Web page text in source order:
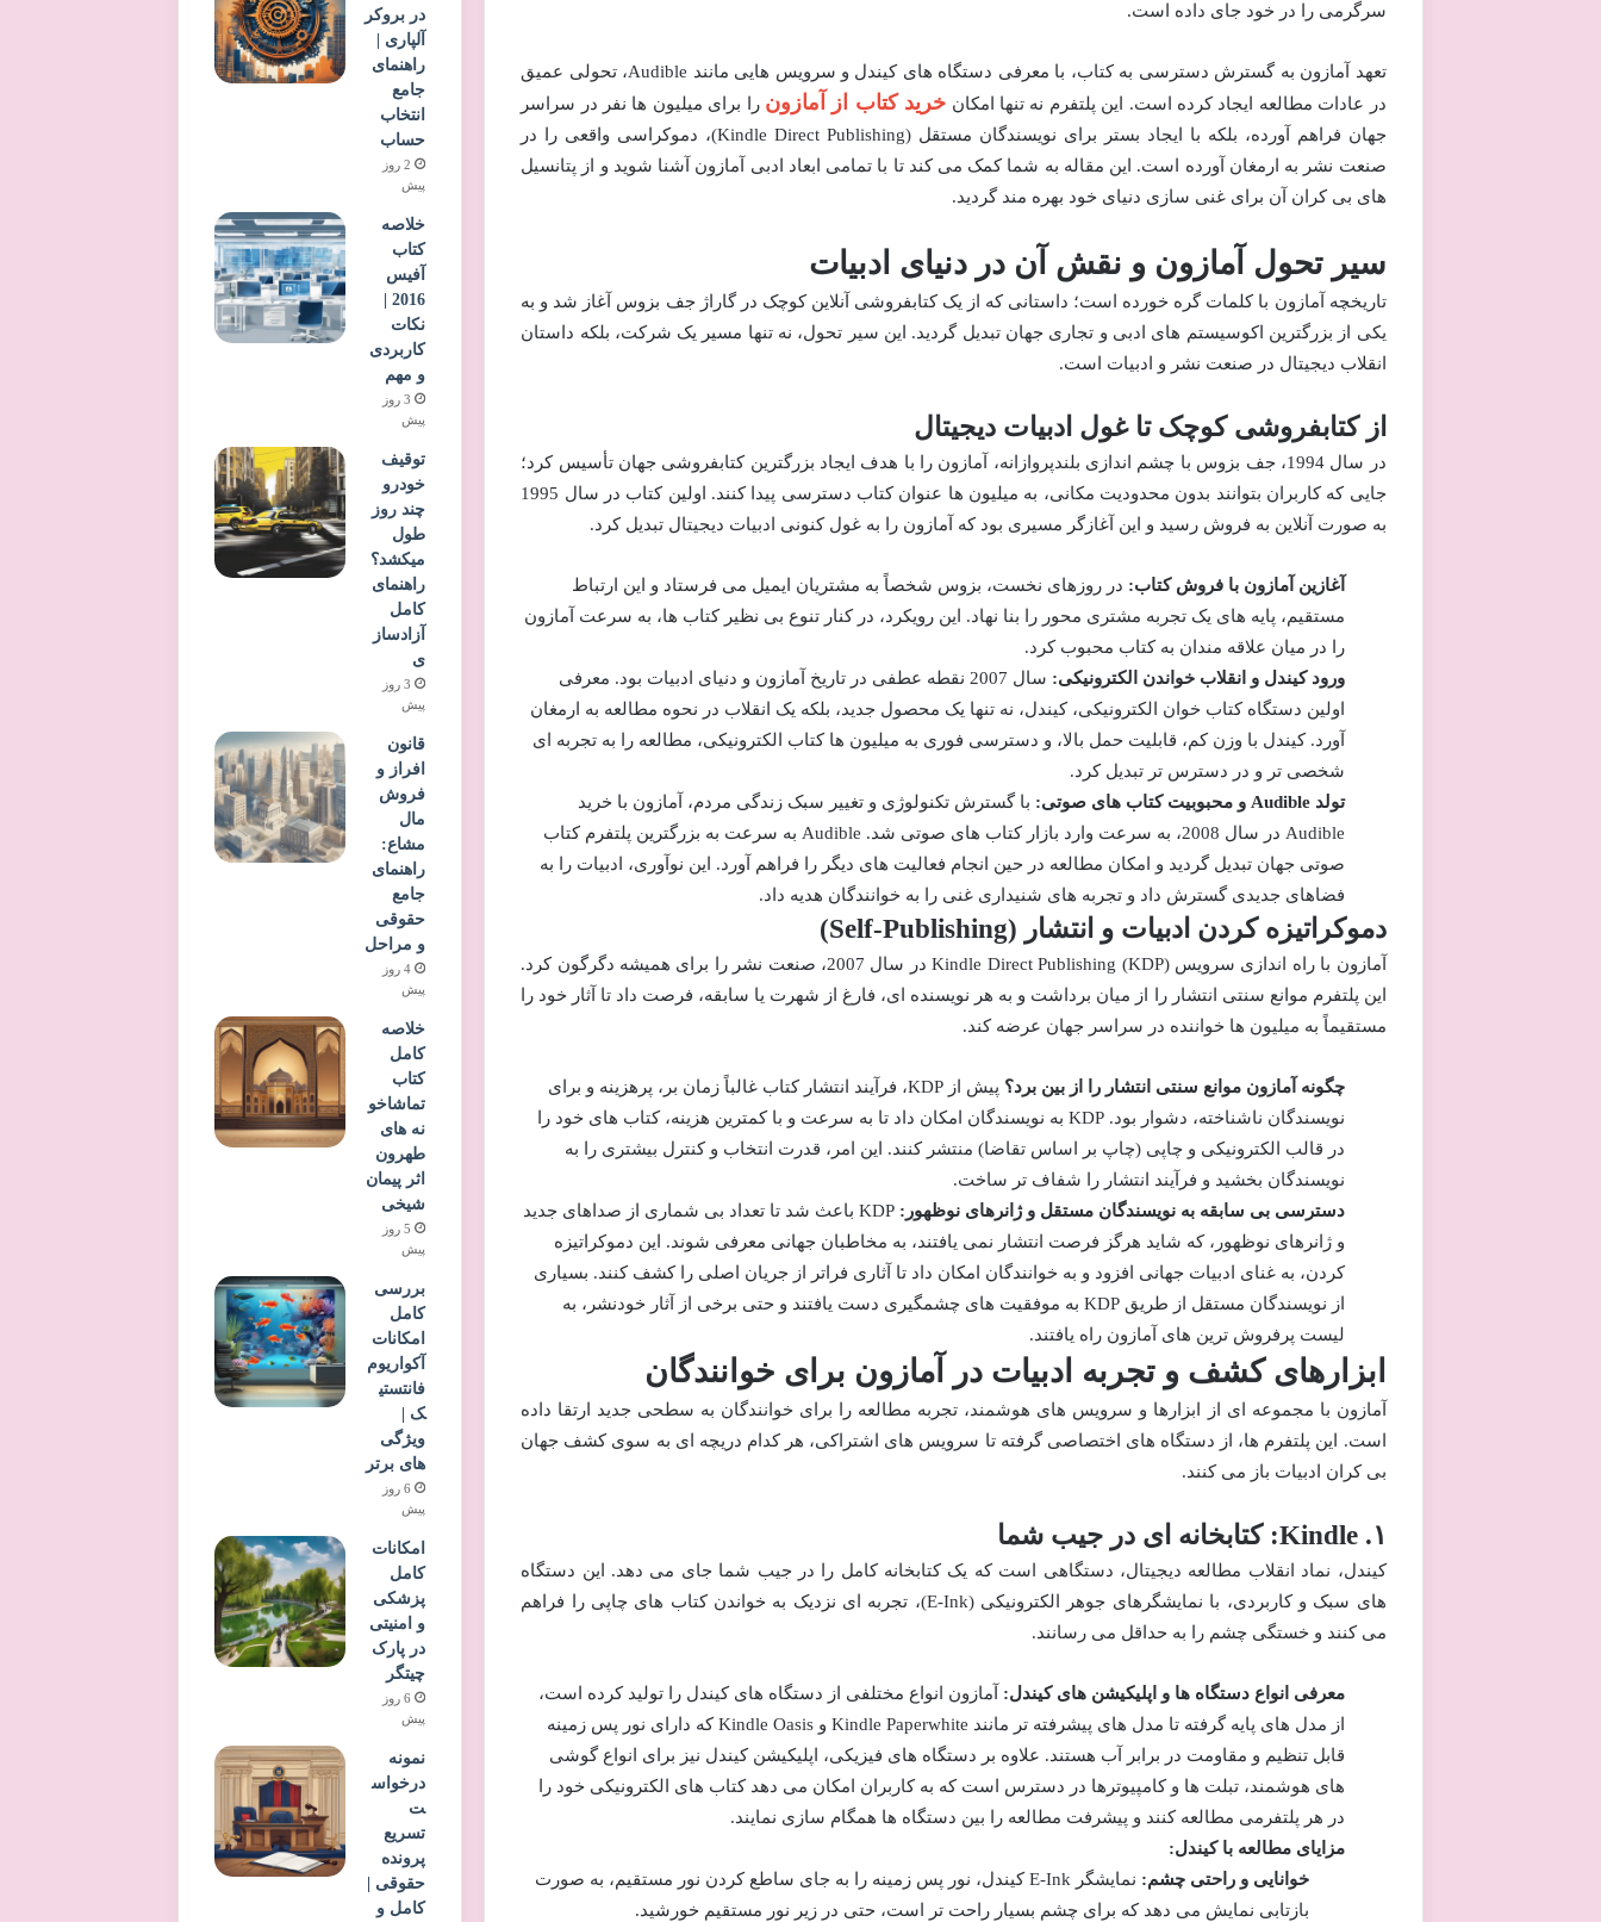
سرگرمی را در خود جای داده است.
تعهد آمازون به گسترش دسترسی به کتاب، با معرفی دستگاه های کیندل و سرویس هایی مانند Audible، تحولی عمیق
در عادات مطالعه ایجاد کرده است. این پلتفرم نه تنها امکان خرید کتاب از آمازون را برای میلیون ها نفر در سراسر
جهان فراهم آورده، بلکه با ایجاد بستر برای نویسندگان مستقل (Kindle Direct Publishing)، دموکراسی واقعی را در
صنعت نشر به ارمغان آورده است. این مقاله به شما کمک می کند تا با تمامی ابعاد ادبی آمازون آشنا شوید و از پتانسیل
های بی کران آن برای غنی سازی دنیای خود بهره مند گردید.
سیر تحول آمازون و نقش آن در دنیای ادبیات
تاریخچه آمازون با کلمات گره خورده است؛ داستانی که از یک کتابفروشی آنلاین کوچک در گاراژ جف بزوس آغاز شد و به
یکی از بزرگترین اکوسیستم های ادبی و تجاری جهان تبدیل گردید. این سیر تحول، نه تنها مسیر یک شرکت، بلکه داستان
انقلاب دیجیتال در صنعت نشر و ادبیات است.
از کتابفروشی کوچک تا غول ادبیات دیجیتال
در سال 1994، جف بزوس با چشم اندازی بلندپروازانه، آمازون را با هدف ایجاد بزرگترین کتابفروشی جهان تأسیس کرد؛
جایی که کاربران بتوانند بدون محدودیت مکانی، به میلیون ها عنوان کتاب دسترسی پیدا کنند. اولین کتاب در سال 1995
به صورت آنلاین به فروش رسید و این آغازگر مسیری بود که آمازون را به غول کنونی ادبیات دیجیتال تبدیل کرد.
آغازین آمازون با فروش کتاب: در روزهای نخست، بزوس شخصاً به مشتریان ایمیل می فرستاد و این ارتباط
مستقیم، پایه های یک تجربه مشتری محور را بنا نهاد. این رویکرد، در کنار تنوع بی نظیر کتاب ها، به سرعت آمازون
را در میان علاقه مندان به کتاب محبوب کرد.
ورود کیندل و انقلاب خواندن الکترونیکی:
سال 2007 نقطه عطفی در تاریخ آمازون و دنیای ادبیات بود. معرفی
اولین دستگاه کتاب خوان الکترونیکی، کیندل، نه تنها یک محصول جدید، بلکه یک انقلاب در نحوه مطالعه به ارمغان
آورد. کیندل با وزن کم، قابلیت حمل بالا، و دسترسی فوری به میلیون ها کتاب الکترونیکی، مطالعه را به تجربه ای
شخصی تر و در دسترس تر تبدیل کرد.
تولد Audible و محبوبیت کتاب های صوتی:
با گسترش تکنولوژی و تغییر سبک زندگی مردم، آمازون با خرید
Audible در سال 2008، به سرعت وارد بازار کتاب های صوتی شد. Audible به سرعت به بزرگترین پلتفرم کتاب
صوتی جهان تبدیل گردید و امکان مطالعه در حین انجام فعالیت های دیگر را فراهم آورد. این نوآوری، ادبیات را به
فضاهای جدیدی گسترش داد و تجربه های شنیداری غنی را به خوانندگان هدیه داد.
دموکراتیزه کردن ادبیات و انتشار (Self-Publishing)
آمازون با راه اندازی سرویس Kindle Direct Publishing (KDP) در سال 2007، صنعت نشر را برای همیشه دگرگون کرد.
این پلتفرم موانع سنتی انتشار را از میان برداشت و به هر نویسنده ای، فارغ از شهرت یا سابقه، فرصت داد تا آثار خود را
مستقیماً به میلیون ها خواننده در سراسر جهان عرضه کند.
چگونه آمازون موانع سنتی انتشار را از بین برد؟
پیش از KDP، فرآیند انتشار کتاب غالباً زمان بر، پرهزینه و برای
نویسندگان ناشناخته، دشوار بود. KDP به نویسندگان امکان داد تا به سرعت و با کمترین هزینه، کتاب های خود را
در قالب الکترونیکی و چاپی (چاپ بر اساس تقاضا) منتشر کنند. این امر، قدرت انتخاب و کنترل بیشتری را به
نویسندگان بخشید و فرآیند انتشار را شفاف تر ساخت.
دسترسی بی سابقه به نویسندگان مستقل و ژانرهای نوظهور:
KDP باعث شد تا تعداد بی شماری از صداهای جدید
و ژانرهای نوظهور، که شاید هرگز فرصت انتشار نمی یافتند، به مخاطبان جهانی معرفی شوند. این دموکراتیزه
کردن، به غنای ادبیات جهانی افزود و به خوانندگان امکان داد تا آثاری فراتر از جریان اصلی را کشف کنند. بسیاری
از نویسندگان مستقل از طریق KDP به موفقیت های چشمگیری دست یافتند و حتی برخی از آثار خودنشر، به
لیست پرفروش ترین های آمازون راه یافتند.
ابزارهای کشف و تجربه ادبیات در آمازون برای خوانندگان
آمازون با مجموعه ای از ابزارها و سرویس های هوشمند، تجربه مطالعه را برای خوانندگان به سطحی جدید ارتقا داده
است. این پلتفرم ها، از دستگاه های اختصاصی گرفته تا سرویس های اشتراکی، هر کدام دریچه ای به سوی کشف جهان
بی کران ادبیات باز می کنند.
۱. Kindle: کتابخانه ای در جیب شما
کیندل، نماد انقلاب مطالعه دیجیتال، دستگاهی است که یک کتابخانه کامل را در جیب شما جای می دهد. این دستگاه
های سبک و کاربردی، با نمایشگرهای جوهر الکترونیکی (E-Ink)، تجربه ای نزدیک به خواندن کتاب های چاپی را فراهم
می کنند و خستگی چشم را به حداقل می رسانند.
معرفی انواع دستگاه ها و اپلیکیشن های کیندل: آمازون انواع مختلفی از دستگاه های کیندل را تولید کرده است،
از مدل های پایه گرفته تا مدل های پیشرفته تر مانند Kindle Paperwhite و Kindle Oasis که دارای نور پس زمینه
قابل تنظیم و مقاومت در برابر آب هستند. علاوه بر دستگاه های فیزیکی، اپلیکیشن کیندل نیز برای انواع گوشی
های هوشمند، تبلت ها و کامپیوترها در دسترس است که به کاربران امکان می دهد کتاب های الکترونیکی خود را
در هر پلتفرمی مطالعه کنند و پیشرفت مطالعه را بین دستگاه ها همگام سازی نمایند.
مزایای مطالعه با کیندل:
خوانایی و راحتی چشم:
نمایشگر E-Ink کیندل، نور پس زمینه را به جای ساطع کردن نور مستقیم، به صورت
بازتابی نمایش می دهد که برای چشم بسیار راحت تر است، حتی در زیر نور مستقیم خورشید.
در بروکر
آلپاری |
راهنمای
جامع
انتخاب
حساب
2 روز
پیش
خلاصه
کتاب
آفیس
2016 |
نکات
کاربردی
و مهم
3 روز
پیش
توقیف
خودرو
چند روز
طول
میکشد؟
راهنمای
کامل
آزادساز
ی
3 روز
پیش
قانون
افراز و
فروش
مال
مشاع:
راهنمای
جامع
حقوقی
و مراحل
4 روز
پیش
خلاصه
کامل
کتاب
تماشاخو
نه های
طهرون
اثر پیمان
شیخی
5 روز
پیش
بررسی
کامل
امکانات
آکواریوم
فانتستی
ک |
ویژگی
های برتر
6 روز
پیش
امکانات
کامل
پزشکی
و امنیتی
در پارک
چیتگر
6 روز
پیش
نمونه
درخواس
ت
تسریع
پرونده
حقوقی |
کامل و